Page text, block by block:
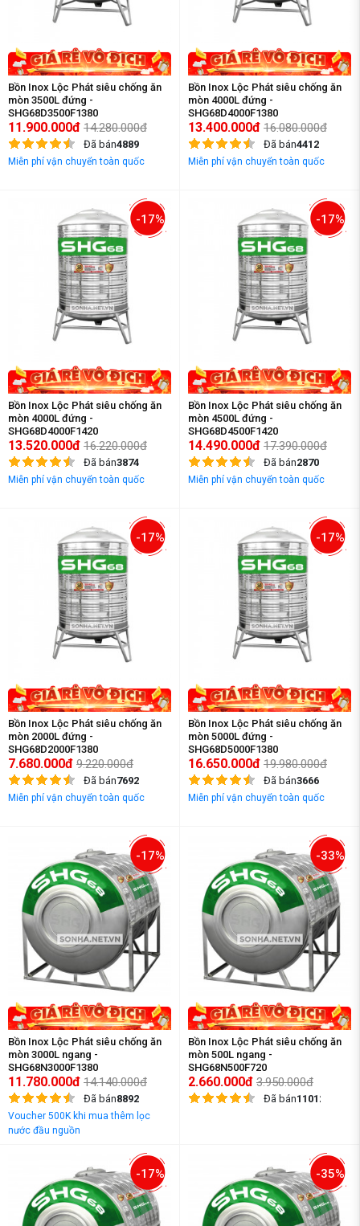
Bồn Inox Lộc Phát siêu chống ăn
mòn 3500L đứng -
SHG68D3500F1380
11.900.000đ 14.280.000đ
Đã bán4889
Miễn phí vận chuyển toàn quốc
Bồn Inox Lộc Phát siêu chống ăn
mòn 4000L đứng -
SHG68D4000F1380
13.400.000đ 16.080.000đ
Đã bán4412
Miễn phí vận chuyển toàn quốc
-17%
Bồn Inox Lộc Phát siêu chống ăn
mòn 4000L đứng -
SHG68D4000F1420
13.520.000đ 16.220.000đ
Đã bán3874
Miễn phí vận chuyển toàn quốc
-17%
Bồn Inox Lộc Phát siêu chống ăn
mòn 4500L đứng -
SHG68D4500F1420
14.490.000đ 17.390.000đ
Đã bán2870
Miễn phí vận chuyển toàn quốc
-17%
Bồn Inox Lộc Phát siêu chống ăn
mòn 2000L đứng -
SHG68D2000F1380
7.680.000đ 9.220.000đ
Đã bán7692
Miễn phí vận chuyển toàn quốc
-17%
Bồn Inox Lộc Phát siêu chống ăn
mòn 5000L đứng -
SHG68D5000F1380
16.650.000đ 19.980.000đ
Đã bán3666
Miễn phí vận chuyển toàn quốc
-17%
Bồn Inox Lộc Phát siêu chống ăn
mòn 3000L ngang -
SHG68N3000F1380
11.780.000đ 14.140.000đ
Đã bán8892
Voucher 500K khi mua thêm lọc
nước đầu nguồn
-33%
Bồn Inox Lộc Phát siêu chống ăn
mòn 500L ngang -
SHG68N500F720
2.660.000đ 3.950.000đ
Đã bán11012
-17% -35%